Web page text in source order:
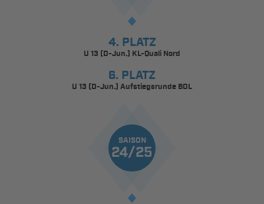
4. PLATZ
U 13 (D-Jun.) KL-Quali Nord
6. PLATZ
U 13 (D-Jun.) Aufstiegsrunde BOL
SAISON
24/25